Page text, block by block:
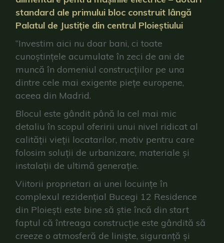
standard ale primului bloc construit lângă
Palatul de Justiție din centrul Ploieștiului
”Investim aici nu doar bani, ci toate
cunoștințele acumulate în zeci de ani de
muncă în domeniul construcțiilor pe una
dintre cele mai exigente piețe europene,
aceea din Madrid.
Blocul este gândit până la cel mai mic
detaliu în scopul oferirii unui nivel ridicat al
calității vieții locatarilor, motiv pentru care
folosim soluții de urbanizare, materiale și
instalații de ultimă generație.
Viitorii proprietari ai unei locuințe în
complexul rezidențial Bucegi 12 Residence
din Ploiești este bine să știe încă din start
faptul că întreaga construcție este gândită să
creeze o atmosferă de liniște, siguranță și